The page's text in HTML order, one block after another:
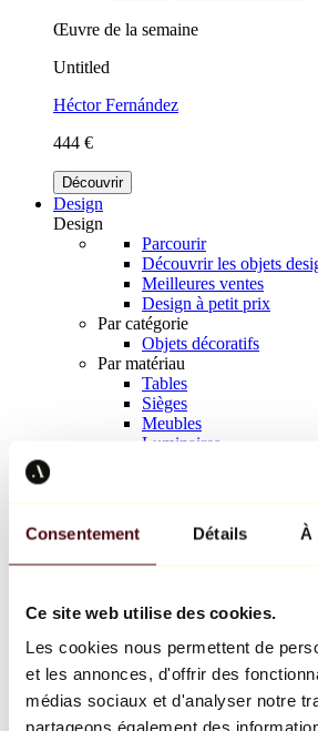
Consentement Détails À
Ce site web utilise des cookies.
Les cookies nous permettent de
et les annonces, d'offrir des
médias sociaux et d'analyser notre
partageons également des
Œuvre de la semaine
Untitled
Héctor Fernández
444 €
Découvrir
Design
Design
Parcourir
Découvrir les objets
Meilleures ventes
Design à petit prix
Par catégorie
Objets décoratifs
Par matériau
Tables
Sièges
Meubles
Luminaires
Richard Orlinski
Keith Haring
Jeff Koons
Jean-Michel Basquiat
Tous les designers
Œuvre de la semaine